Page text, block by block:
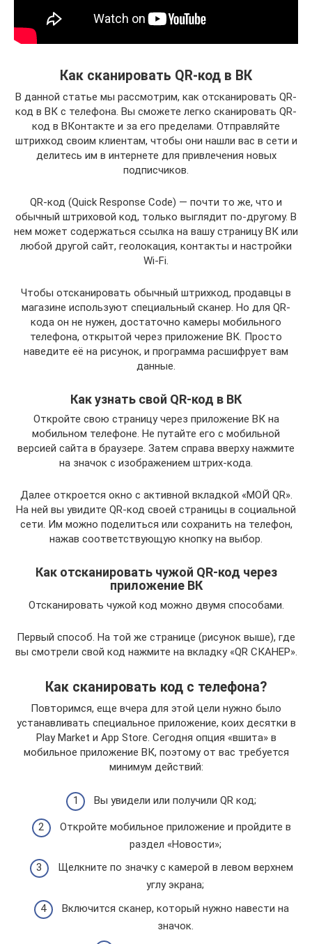
Как сканировать QR-код в ВК
В данной статье мы рассмотрим, как отсканировать QR-
код в ВК с телефона. Вы сможете легко сканировать QR-
код в ВКонтакте и за его пределами. Отправляйте
штрихкод своим клиентам, чтобы они нашли вас в сети и
делитесь им в интернете для привлечения новых
подписчиков.
QR-код (Quick Response Code) — почти то же, что и
обычный штриховой код, только выглядит по-другому. В
нем может содержаться ссылка на вашу страницу ВК или
любой другой сайт, геолокация, контакты и настройки
Wi-Fi.
Чтобы отсканировать обычный штрихкод, продавцы в
магазине используют специальный сканер. Но для QR-
кода он не нужен, достаточно камеры мобильного
телефона, открытой через приложение ВК. Просто
наведите её на рисунок, и программа расшифрует вам
данные.
Как узнать свой QR-код в ВК
Откройте свою страницу через приложение ВК на
мобильном телефоне. Не путайте его с мобильной
версией сайта в браузере. Затем справа вверху нажмите
на значок с изображением штрих-кода.
Далее откроется окно с активной вкладкой «МОЙ QR».
На ней вы увидите QR-код своей страницы в социальной
сети. Им можно поделиться или сохранить на телефон,
нажав соответствующую кнопку на выбор.
Как отсканировать чужой QR-код через
приложение ВК
Отсканировать чужой код можно двумя способами.
Первый способ. На той же странице (рисунок выше), где
вы смотрели свой код нажмите на вкладку «QR СКАНЕР».
Как сканировать код с телефона?
Повторимся, еще вчера для этой цели нужно было
устанавливать специальное приложение, коих десятки в
Play Market и App Store. Сегодня опция «вшита» в
мобильное приложение ВК, поэтому от вас требуется
минимум действий:
Вы увидели или получили QR код;
Откройте мобильное приложение и пройдите в
раздел «Новости»;
Щелкните по значку с камерой в левом верхнем
углу экрана;
Включится сканер, который нужно навести на
значок.